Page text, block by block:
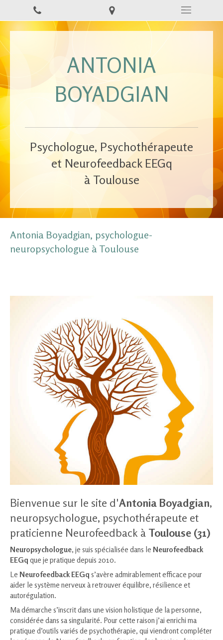
ANTONIA
BOYADGIAN
Psychologue, Psychothérapeute
et Neurofeedback EEGq
à Toulouse
Antonia Boyadgian, psychologue-
neuropsychologue à Toulouse
Bienvenue sur le site d'Antonia Boyadgian,
neuropsychologue, psychothérapeute et
praticienne Neurofeedback à Toulouse (31)
Neuropsychologue, je suis spécialisée dans le Neurofeedback
EEGq que je pratique depuis 2010.
Le Neurofeedback EEGq s’avère admirablement efficace pour
aider le système nerveux à retrouver équilibre, résilience et
autorégulation.
Ma démarche s’inscrit dans une vision holistique de la personne,
considérée dans sa singularité. Pour cette raison j’ai enrichi ma
pratique d’outils variés de psychothérapie, qui viendront compléter